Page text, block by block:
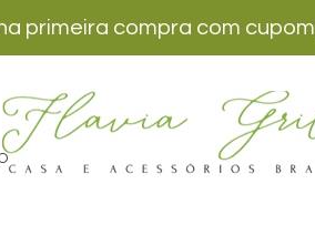
primeira compra com cupom